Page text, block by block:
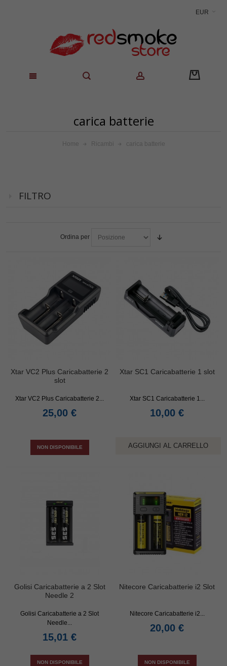
EUR
carica batterie
Home Ricambi carica batterie
FILTRO
Ordina per
Xtar VC2 Plus Caricabatterie 2
slot
Xtar VC2 Plus Caricabatterie 2...
25,00 €
NON DISPONIBILE
Xtar SC1 Caricabatterie 1 slot
Xtar SC1 Caricabatterie 1...
10,00 €
AGGIUNGI AL CARRELLO
Golisi Caricabatterie a 2 Slot
Needle 2
Golisi Caricabatterie a 2 Slot
Needle...
15,01 €
NON DISPONIBILE
Nitecore Caricabatterie i2 Slot
Nitecore Caricabatterie i2...
20,00 €
NON DISPONIBILE